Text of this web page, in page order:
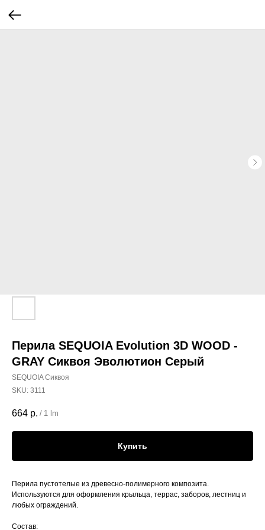
Перила SEQUOIA Evolution 3D WOOD -
GRAY Сиквоя Эволютион Серый
SEQUOIA Сиквоя
SKU: 3111
664 р. / 1 lm
Купить
Перила пустотелые из древесно-полимерного композита.
Используются для оформления крыльца, террас, заборов, лестниц и
любых ограждений.
Состав: